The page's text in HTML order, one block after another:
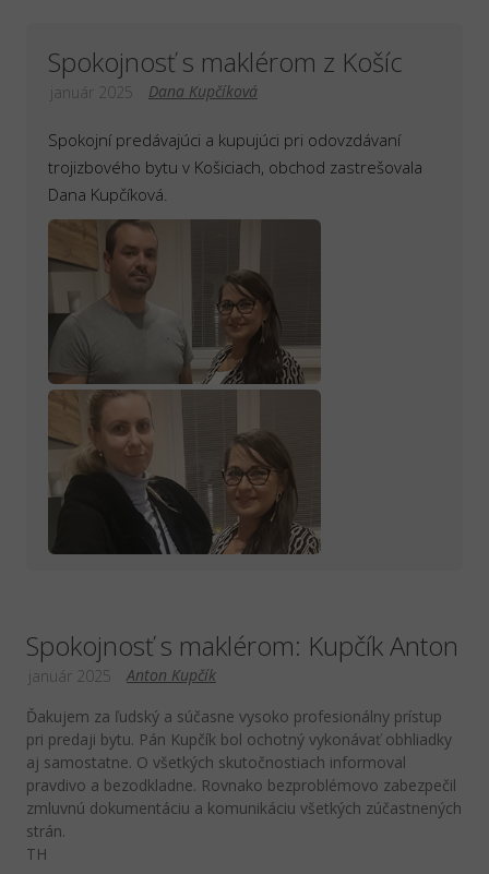
Spokojnosť s maklérom z Košíc
Dana Kupčíková
január 2025
Spokojní predávajúci a kupujúci pri odovzdávaní
trojizbového bytu v Košiciach, obchod zastrešovala
Dana Kupčíková.
Spokojnosť s maklérom: Kupčík Anton
Anton Kupčík
január 2025
Ďakujem za ľudský a súčasne vysoko profesionálny prístup
pri predaji bytu. Pán Kupčík bol ochotný vykonávať obhliadky
aj samostatne. O všetkých skutočnostiach informoval
pravdivo a bezodkladne. Rovnako bezproblémovo zabezpečil
zmluvnú dokumentáciu a komunikáciu všetkých zúčastnených
strán.
TH